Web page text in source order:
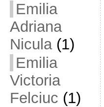
Emilia
Adriana
Nicula(1)
Emilia
Victoria
Felciuc (1)